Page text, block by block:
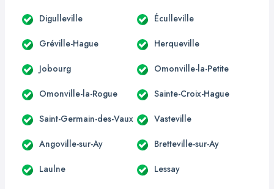
Digulleville Éculleville
Gréville-Hague Herqueville
Jobourg Omonville-la-Petite
Omonville-la-Rogue Sainte-Croix-Hague
Saint-Germain-des-Vaux Vasteville
Angoville-sur-Ay Bretteville-sur-Ay
Laulne Lessay